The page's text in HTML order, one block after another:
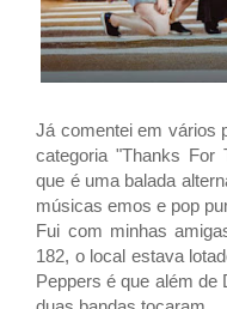
Já comentei em vários
categoria "Thanks For
que é uma balada
músicas emos e pop
Fui com minhas
182, o local estava
Peppers é que além de